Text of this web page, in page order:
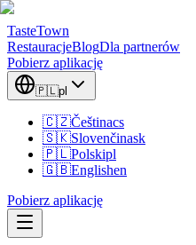
TasteTown
RestauracjeBlogDla partnerów
Pobierz aplikację
🇵🇱pl
🇨🇿Češtinacs
🇸🇰Slovenčinask
🇵🇱Polskipl
🇬🇧Englishen
Pobierz aplikację